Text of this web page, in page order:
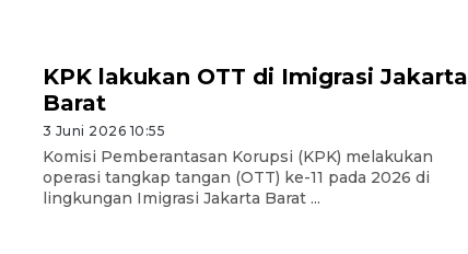
KPK lakukan OTT di Imigrasi Jakarta
Barat
3 Juni 2026 10:55
Komisi Pemberantasan Korupsi (KPK) melakukan
operasi tangkap tangan (OTT) ke-11 pada 2026 di
lingkungan Imigrasi Jakarta Barat ...